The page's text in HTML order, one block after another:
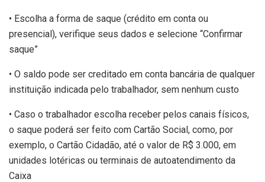
• Escolha a forma de saque (crédito em conta ou
presencial), verifique seus dados e selecione “Confirmar
saque”
• O saldo pode ser creditado em conta bancária de qualquer
instituição indicada pelo trabalhador, sem nenhum custo
• Caso o trabalhador escolha receber pelos canais físicos,
o saque poderá ser feito com Cartão Social, como, por
exemplo, o Cartão Cidadão, até o valor de R$ 3.000, em
unidades lotéricas ou terminais de autoatendimento da
Caixa